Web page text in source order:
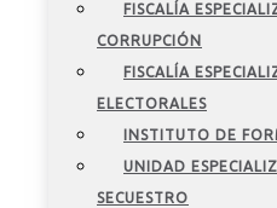
FISCALÍA
CORRUPCIÓN
FISCALÍA
ELECTORALES
INSTITUTO DE
UNIDAD
SECUESTRO